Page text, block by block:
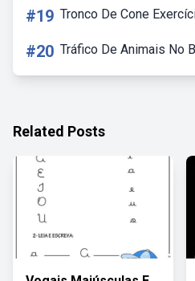
#19 Tronco De Cone
#20 Tráfico De Animais No
Related Posts